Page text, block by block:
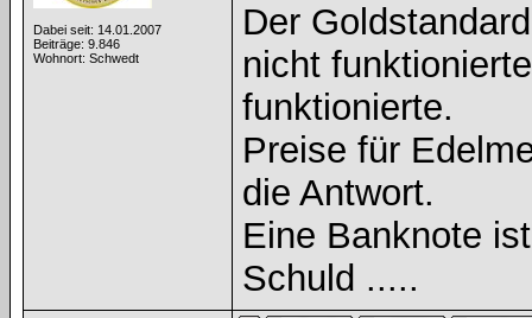
Dabei seit: 14.01.2007
Beiträge: 9.846
Wohnort: Schwedt
Der
nicht
funktionierte.
Preise für
die Antwort.
Eine Banknote
Schuld .....